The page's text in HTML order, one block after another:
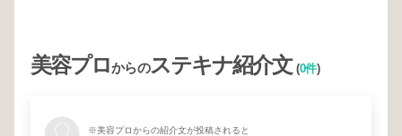
美容プロからのステキナ紹介文(0件)
※美容プロからの紹介文が投稿されると